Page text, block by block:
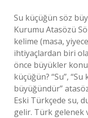
Su küçüğün söz
Kurumu Atasözü
kelime (masa,
ihtiyaçlardan biri
önce büyükler
küçüğün? “Su”,
büyüğündür”
Eski Türkçede su,
gelir. Türk gelenek